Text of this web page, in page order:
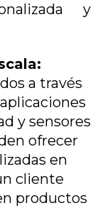
y
a través
y sensores
ofrecer
en
cliente
productos